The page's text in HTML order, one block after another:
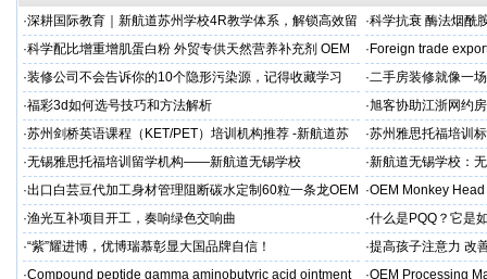
·深耕国际教育｜新航道苏州学校4R教学体系，解锁高效留
学备考之路
·科学抗衰 酶法烟酰
M/ODM定制
·科学配比增重增肌蛋白粉 外贸专供天然营养补充剂 OEM
源头定制
· Foreign trade
·装修公司不会告诉你的10个隐形污染源，记得收藏学习 ·二手房装修就像一
糟心！看完这篇再开
·福彩3d如何选号技巧和方法解析 ·旭客协助江浙网约
标杆
·苏州剑桥英语课程（KET/PET）培训机构推荐 -新航道苏
州学校
·苏州雅思托福培训
率领先
·无锡雅思托福培训留学机构——新航道无锡学校 ·新航道无锡学校：
·出口白芸豆代加工身材管理阻断碳水定制60粒一条龙OEM
贴牌
·OEM Monkey
aps
·渔光互补项目开工，奏响绿色交响曲 ·什么是PQQ？它是
·“紫”耀进博，优博瑞慕彰显大国品牌自信！ ·提高孩子注意力 改
·Compound peptide gamma aminobutyric acid ointment ·OEM Processing